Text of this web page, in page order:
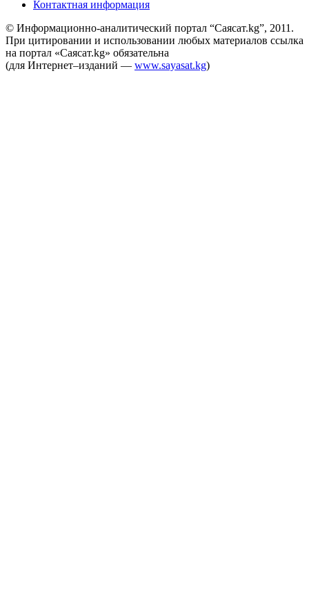
Контактная информация
© Информационно-аналитический портал “Саясат.kg”, 2011.
При цитировании и использовании любых материалов ссылка
на портал «Саясат.kg» обязательна
(для Интернет–изданий — www.sayasat.kg)